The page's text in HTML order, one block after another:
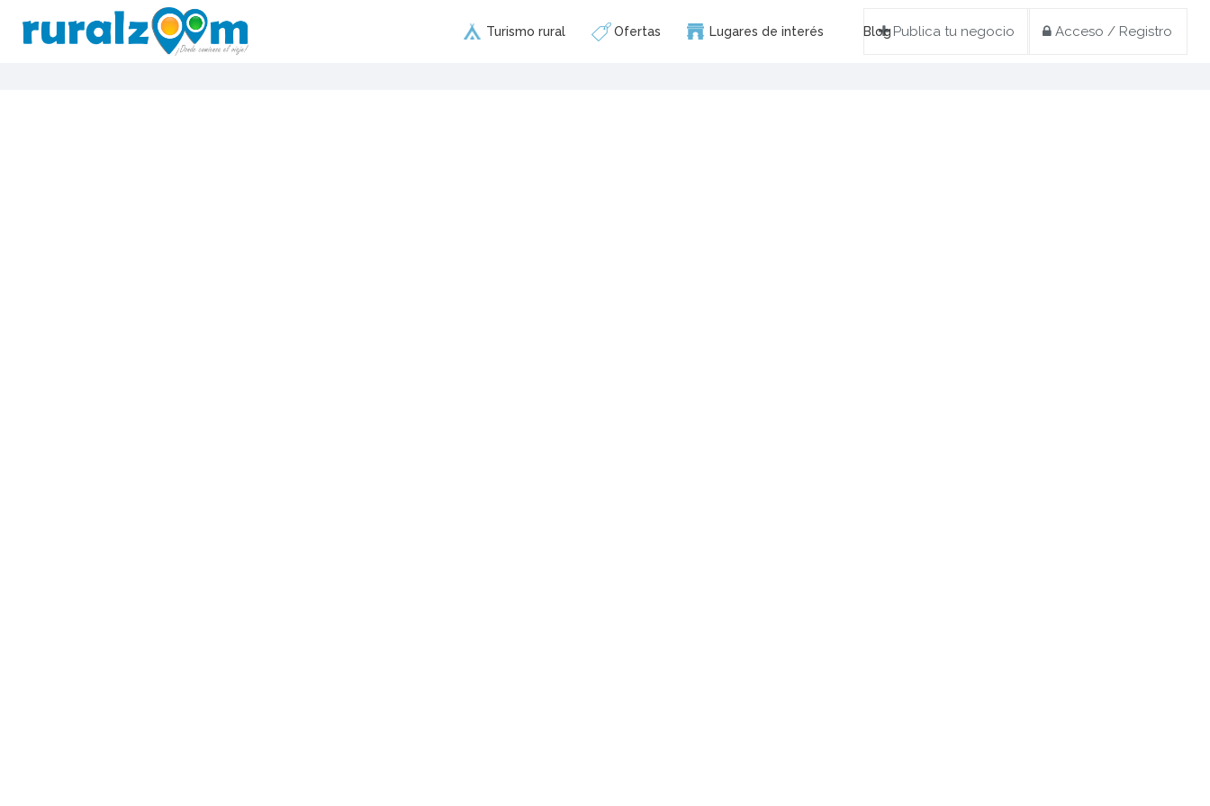
Publica tu negocio Acceso / Registro
Turismo rural Ofertas Lugares de interés Blog